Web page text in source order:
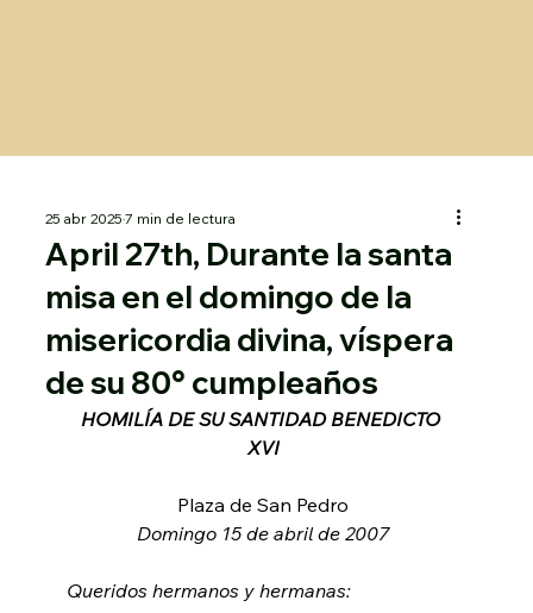
April 27th, Durante la santa
misa en el domingo de la
misericordia divina, víspera
de su 80° cumpleaños
25 abr 20257 min de lectura
HOMILÍA DE SU SANTIDAD BENEDICTO
XVI
Plaza de San Pedro
Domingo 15 de abril de 2007
Queridos hermanos y hermanas: